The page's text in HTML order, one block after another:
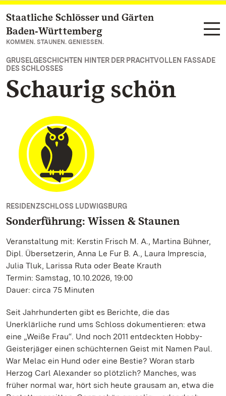
Zum Hauptinhalt springen
Staatliche Schlösser und Gärten
Baden‑Württemberg
KOMMEN. STAUNEN. GENIESSEN.
GRUSELGESCHICHTEN HINTER DER PRACHTVOLLEN FASSADE
DES SCHLOSSES
Schaurig schön
RESIDENZSCHLOSS LUDWIGSBURG
Sonderführung: Wissen & Staunen
Veranstaltung mit: Kerstin Frisch M. A., Martina Bühner,
Dipl. Übersetzerin, Anna Le Fur B. A., Laura Imprescia,
Julia Tluk, Larissa Ruta oder Beate Krauth
Termin: Samstag, 10.10.2026, 19:00
Dauer: circa 75 Minuten
Seit Jahrhunderten gibt es Berichte, die das
Unerklärliche rund ums Schloss dokumentieren: etwa
eine „Weiße Frau“. Und noch 2011 entdeckten Hobby-
Geisterjäger einen schüchternen Geist mit Namen Paul.
War Melac ein Hund oder eine Bestie? Woran starb
Herzog Carl Alexander so plötzlich? Manches, was
früher normal war, hört sich heute grausam an, etwa die